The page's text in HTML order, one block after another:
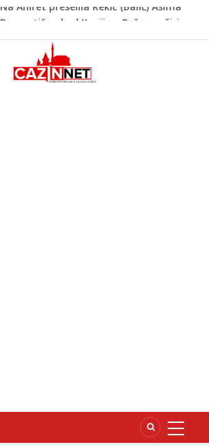
Dramatično kod Konjica: Požar se širi
NESLUŽBENO: U Bosanskoj Krupi jutros
ubijen muškarac, policija još bez